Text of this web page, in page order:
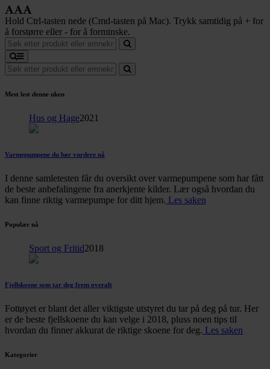
Hold Ctrl-tasten nede (Cmd-tasten på Mac). Trykk samtidig på + for
å forstørre eller - for å forminske.
Mest lest denne uken
Hus og Hage2021
Varmepumpene du bør vurdere nå
I denne samletesten får du oversikt over varmepumpene som har fått
de beste anbefalingene fra anerkjente kilder. Lær også hvordan du
kan finne riktig varmepumpe for ditt hjem. Les saken
Populær nå
Sport og Fritid2018
Fjellskoene som tar deg frem overalt
Fottøyet er blant det aller viktigste utstyret du tar på deg på tur. Her
er de beste fjellskoene du kan velge i 2018, pluss noen tips til
hvordan du finner akkurat de riktige skoene for deg. Les saken
Kategorier